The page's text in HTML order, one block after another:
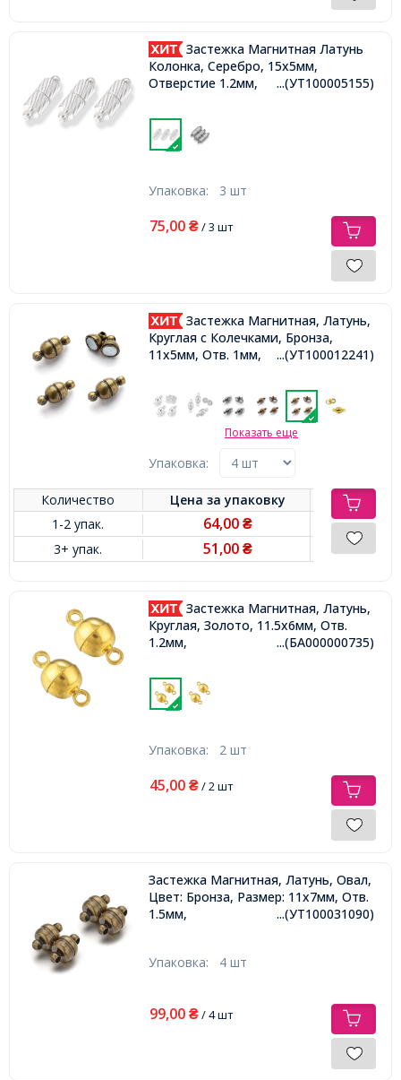
Застежка Магнитная Латунь
Колонка, Серебро, 15х5мм,
Отверстие 1.2мм,
...(УТ100005155)
Упаковка: 3 шт
75,00 ₴/ 3 шт
Застежка Магнитная, Латунь,
Круглая с Колечками, Бронза,
11x5мм, Отв. 1мм,
...(УТ100012241)
Показать еще
Упаковка:
Количество Цена заупаковку
1-2 упак.
64,00₴
3+ упак. 51,00₴
Застежка Магнитная, Латунь,
Круглая, Золото, 11.5х6мм, Отв.
1.2мм,
...(БА000000735)
Упаковка: 2 шт
45,00 ₴/ 2 шт
Застежка Магнитная, Латунь, Овал,
Цвет: Бронза, Размер: 11x7мм, Отв.
1.5мм,
...(УТ100031090)
Упаковка: 4 шт
99,00 ₴/ 4 шт